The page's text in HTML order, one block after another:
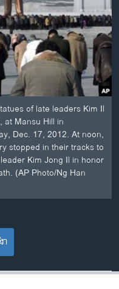
of late leaders Kim Il
at Mansu Hill in
Dec. 17, 2012. At noon,
stopped in their tracks to
Kim Jong Il in honor
(AP Photo/Ng Han